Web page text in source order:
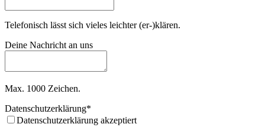
Telefonisch lässt sich vieles leichter (er-)klären.
Deine Nachricht an uns
Max. 1000 Zeichen.
Datenschutzerklärung*
Datenschutzerklärung akzeptiert